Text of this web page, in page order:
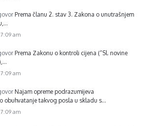
Prema članu 2. stav 3. Zakona o unutrašnjem
am
Prema Zakonu o kontroli cijena (“Sl. novine
am
Najam opreme podrazumijeva
obuhvatanje takvog posla u skladu s…
am